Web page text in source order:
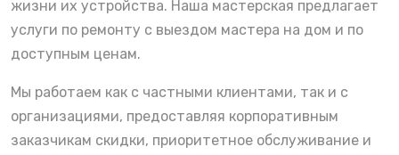
жизни их устройства. Наша мастерская предлагает
услуги по ремонту с выездом мастера на дом и по
доступным ценам.
Мы работаем как с частными клиентами, так и с
организациями, предоставляя корпоративным
заказчикам скидки, приоритетное обслуживание и